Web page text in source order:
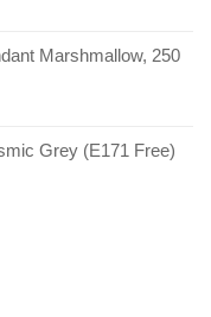
Marshmallow, 250
Grey (E171 Free)